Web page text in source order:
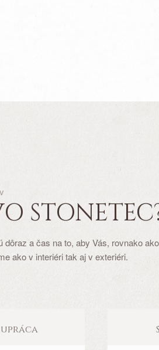
a čas na to, aby Vás, rovnako
ako v interiéri tak aj v exteriéri.